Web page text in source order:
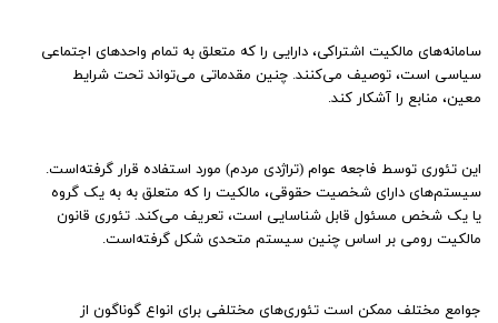
سامانه‌های مالکیت اشتراکی، دارایی را که متعلق به تمام واحدهای اجتماعی
سیاسی است، توصیف می‌کنند. چنین مقدماتی می‌تواند تحت شرایط
معین، منابع را آشکار کند.
این تئوری توسط فاجعه عوام (تراژدی مردم) مورد استفاده قرار گرفته‌است.
سیستم‌های دارای شخصیت حقوقی، مالکیت را که متعلق به به یک گروه
یا یک شخص مسئول قابل شناسایی است، تعریف می‌کند. تئوری قانون
مالکیت رومی بر اساس چنین سیستم متحدی شکل گرفته‌است.
جوامع مختلف ممکن است تئوری‌های مختلفی برای انواع گوناگون از